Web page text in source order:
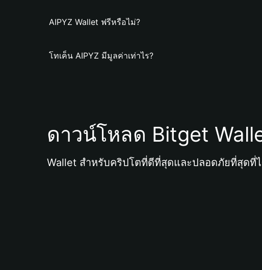
AIPYZ Wallet ฟรีหรือไม่?
โทเค็น AIPYZ มีมูลค่าเท่าไร?
ดาวน์โหลด Bitget
Wallet สำหรับคริปโตที่ดีที่สุดและปลอดภัยที่สุดที่